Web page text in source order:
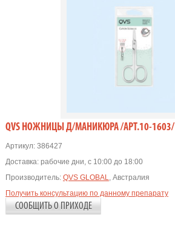
QVS НОЖНИЦЫ Д/МАНИКЮРА /АРТ.10-1603/
Артикул:386427
Доставка: рабочие дни, с 10:00 до 18:00
Производитель: QVS GLOBAL, Австралия
Получить консультацию по данному препарату
СООБЩИТЬ О ПРИХОДЕ